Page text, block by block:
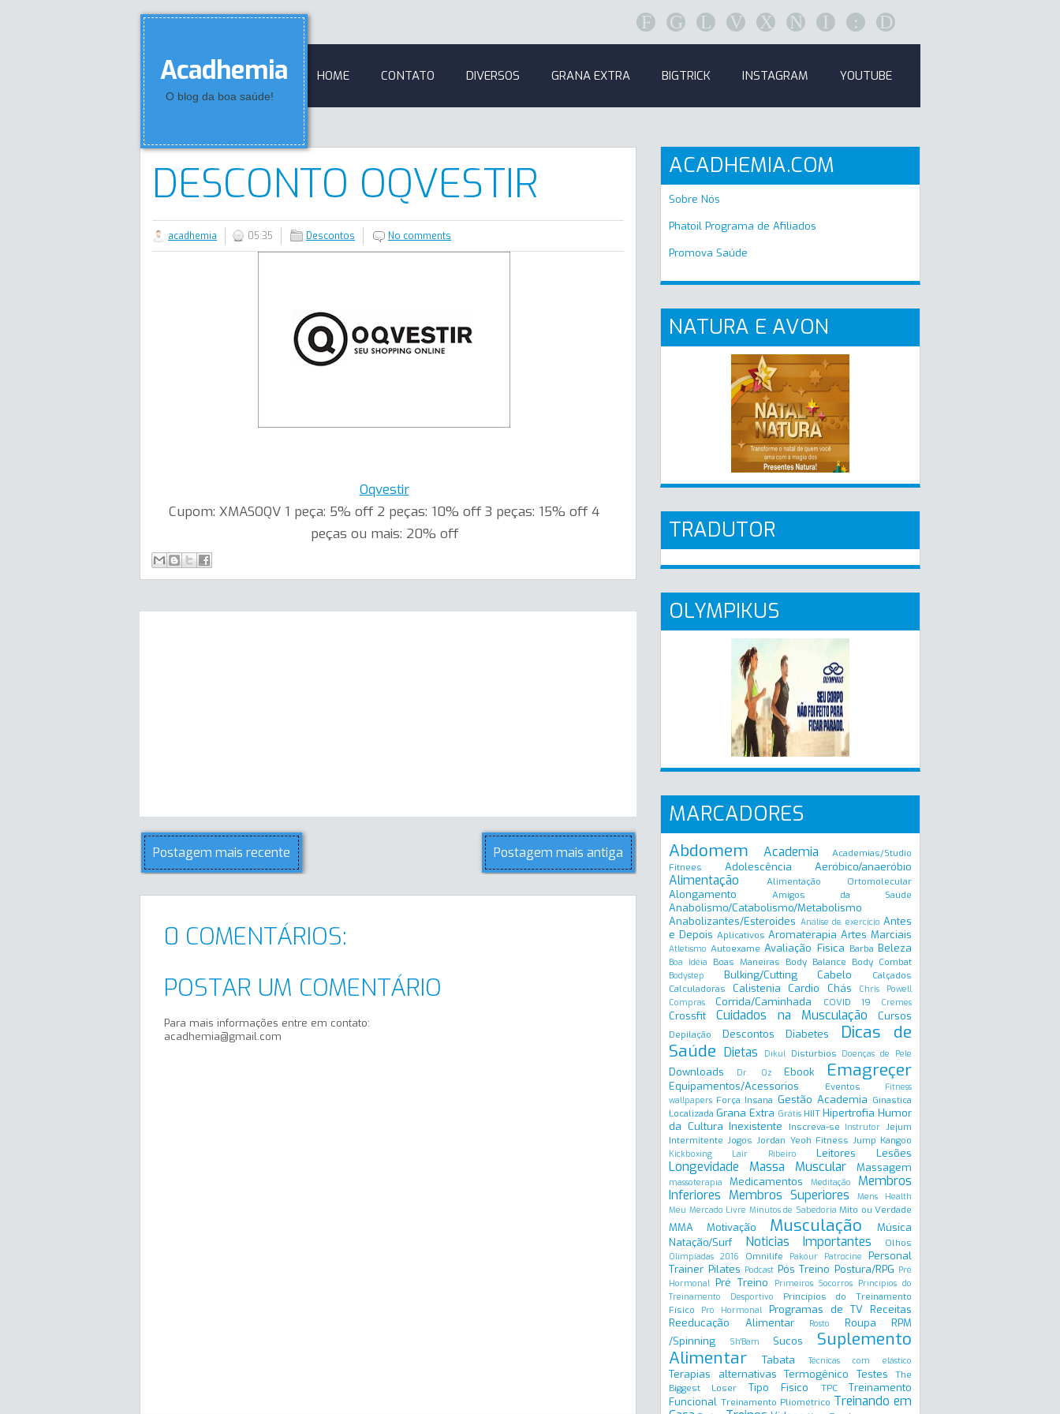
F G L V X N I : D
Acadhemia
O blog da boa saúde!
HOME CONTATO DIVERSOS GRANA EXTRA BIGTRICK INSTAGRAM YOUTUBE
DESCONTO OQVESTIR
acadhemia 05:35 Descontos No comments
Oqvestir
Cupom: XMASOQV 1 peça: 5% off 2 peças: 10% off 3 peças: 15% off 4
peças ou mais: 20% off
Postagem mais recente Postagem mais antiga
0 COMENTÁRIOS:
POSTAR UM COMENTÁRIO
Para mais informações entre em contato:
acadhemia@gmail.com
ACADHEMIA.COM
Sobre Nós
Phatoil Programa de Afiliados
Promova Saúde
NATURA E AVON
TRADUTOR
OLYMPIKUS
MARCADORES
Abdomem Academia
Academias/Studio
Fitnees
Adolescência Aeróbico/anaeróbio
Alimentação Alimentação Ortomolecular
Alongamento Amigos da Saúde
Anabolismo/Catabolismo/Metabolismo
Anabolizantes/Esteroides Análise de exercício Antes
e Depois Aplicativos Aromaterapia Artes Marciais
Atletismo Autoexame Avaliação Fisica Barba Beleza
Boa Idéia Boas Maneiras Body Balance Body Combat
Bodystep Bulking/Cutting Cabelo
Calçados
Calculadoras
Calistenia Cardio Chás
Chris Powell
Compras
Corrida/Caminhada COVID 19 Cremes
Crossfit Cuidados na Musculação Cursos
Depilação Descontos Diabetes
Dicas de
Saúde Dietas Dikul Distúrbios Doenças de Pele
Downloads Dr. Oz Ebook Emagreçer
Equipamentos/Acessorios Eventos
Fitness
wallpapers Força Insana Gestão Academia Ginastica
Localizada Grana Extra Grátis HIITHipertrofia Humor
da Cultura Inexistente
Inscreva-se Instrutor Jejum
Intermitente Jogos Jordan Yeoh Fitness Jump Kangoo
Kickboxing Lair Ribeiro Leitores Lesões
Longevidade Massa Muscular Massagem
massoterapia Medicamentos Meditação
Membros
Inferiores Membros Superiores
Mens Health
Meu Mercado Livre Minutos de Sabedoria Mito ou Verdade
MMA Motivação Musculação
Música
Natação/Surf
Noticias Importantes Olhos
Olimpíadas 2016 Omnilife Pakour Patrocine
Personal
Trainer Pilates Podcast Pós Treino Postura/RPG Pré
Hormonal Pré Treino Primeiros Socorros
Princípios do
Treinamento Desportivo
Princípios do Treinamento
Físico
Pró Hormonal Programas de TV Receitas
Reeducação Alimentar
Rosto Roupa
RPM
/Spinning
Sh'Bam Sucos
Suplemento
Alimentar
Tabata Técnicas com elástico
Terapias alternativas Termogênico Testes
The
Biggest Loser
Tipo Fisico TPC
Treinamento
Funcional Treinamento Pliométrico Treinando em